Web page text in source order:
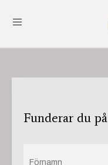
Funderar du